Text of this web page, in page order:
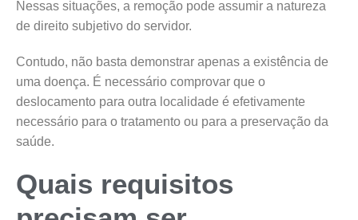
Nessas situações, a remoção pode assumir a natureza
de direito subjetivo do servidor.
Contudo, não basta demonstrar apenas a existência de
uma doença. É necessário comprovar que o
deslocamento para outra localidade é efetivamente
necessário para o tratamento ou para a preservação da
saúde.
Quais requisitos